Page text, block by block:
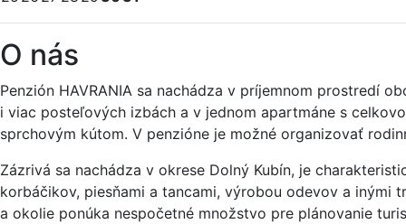
O nás
Penzión HAVRANIA sa nachádza v príjemnom prostredí
i viac posteľových izbách a v jednom apartmáne s
sprchovým kútom. V penzióne je možné organizovať
Zázrivá sa nachádza v okrese Dolný Kubín, je
korbáčikov, piesňami a tancami, výrobou odevov a
a okolie ponúka nespočetné množstvo pre plánovanie